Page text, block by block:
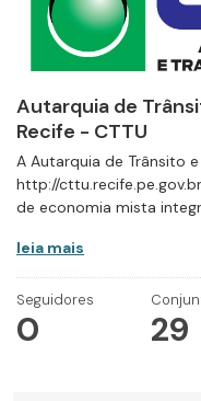
Autarquia de
Recife - CTTU
A Autarquia de Trânsito
http://
de economia mista
leia mais
Seguidores
0 29